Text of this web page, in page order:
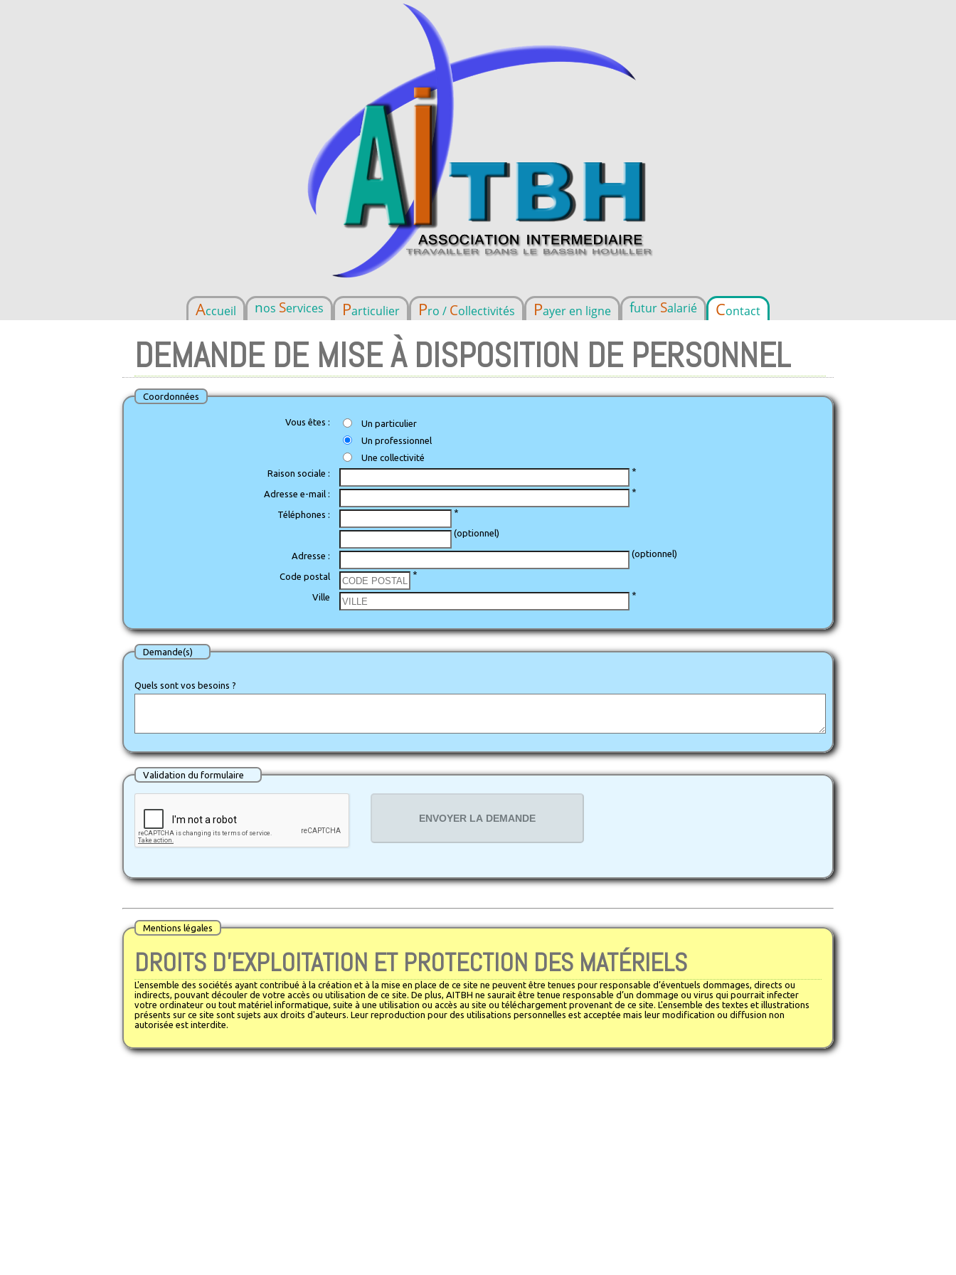
Accueil nos Services Particulier Pro / Collectivités Payer en ligne futur Salarié Contact
DEMANDE DE MISE À DISPOSITION DE PERSONNEL
Coordonnées
Vous êtes :
Un particulier
Un professionnel
Une collectivité
Raison sociale :
*
Adresse e-mail : *
Téléphones : *
(optionnel)
Adresse : (optionnel)
Code postal *
Ville *
Demande(s)
Quels sont vos besoins ?
Validation du formulaire
Mentions légales
DROITS D'EXPLOITATION ET PROTECTION DES MATÉRIELS
L'ensemble des sociétés ayant contribué à la création et à la mise en place de ce site ne peuvent être tenues pour responsable d’éventuels dommages, directs ou
indirects, pouvant découler de votre accès ou utilisation de ce site. De plus, AITBH ne saurait être tenue responsable d’un dommage ou virus qui pourrait infecter
votre ordinateur ou tout matériel informatique, suite à une utilisation ou accès au site ou téléchargement provenant de ce site. L'ensemble des textes et illustrations
présents sur ce site sont sujets aux droits d'auteurs. Leur reproduction pour des utilisations personnelles est acceptée mais leur modification ou diffusion non
autorisée est interdite.